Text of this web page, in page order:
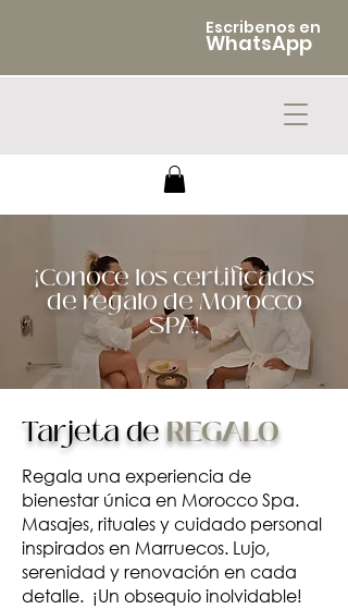
Escribenos en
WhatsApp
¡Conoce los certificados
de regalo de Morocco
SPA!
Tarjeta deREGALO
​Regala una experiencia de
bienestar única en Morocco Spa.
Masajes, rituales y cuidado personal
inspirados en Marruecos. Lujo,
serenidad y renovación en cada
detalle. ¡Un obsequio inolvidable!